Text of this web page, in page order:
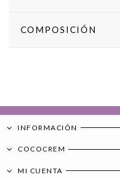
COMPOSICIÓN
INFORMACIÓN
COCOCREM
MI CUENTA